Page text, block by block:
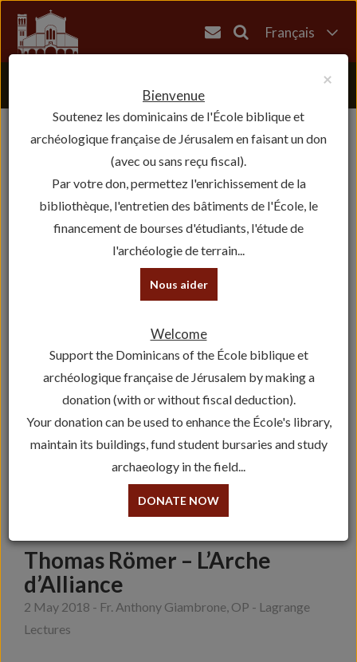
Français
עברית
Thomas Römer – L’Arche
d’Alliance
2 May 2018 - Fr. Anthony Giambrone, OP - Lagrange
Lectures
×
Bienvenue
Soutenez les dominicains de l'École biblique et
archéologique française de Jérusalem en faisant un don
(avec ou sans reçu fiscal).
Par votre don, permettez l'enrichissement de la
bibliothèque, l'entretien des bâtiments de l'École, le
financement de bourses d'étudiants, l'étude de
l'archéologie de terrain...
Nous aider
Welcome
Support the Dominicans of the École biblique et
archéologique française de Jérusalem by making a
donation (with or without fiscal deduction).
Your donation can be used to enhance the École's library,
maintain its buildings, fund student bursaries and study
archaeology in the field...
DONATE NOW